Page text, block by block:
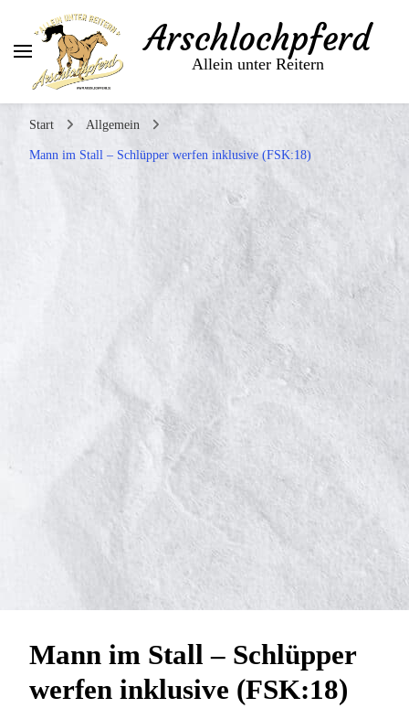
Arschlochpferd
Allein unter Reitern
Start Allgemein
Mann im Stall – Schlüpper werfen inklusive (FSK:18)
Mann im Stall – Schlüpper
werfen inklusive (FSK:18)